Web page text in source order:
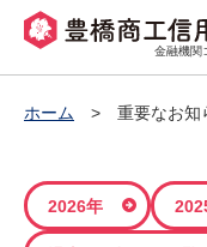
金融機関
ホーム 重要なお知
2026年